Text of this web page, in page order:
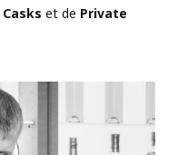
et de Private